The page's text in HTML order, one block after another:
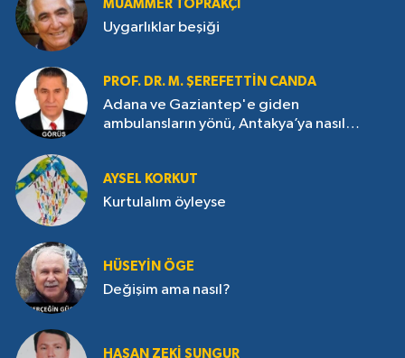
MUAMMER TOPRAKÇI
Uygarlıklar beşiği
PROF. DR. M. ŞEREFETTIN CANDA
Adana ve Gaziantep'e giden
ambulansların yönü, Antakya’ya nasıl
AYSEL KORKUT
Kurtulalım öyleyse
HÜSEYIN ÖGE
Değişim ama nasıl?
HASAN ZEKI SUNGUR